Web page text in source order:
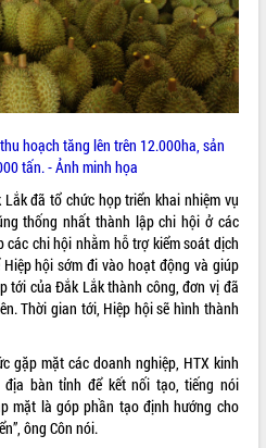
hoạch tăng lên trên 12.000ha, sản
0 tấn. - Ảnh minh họa
đã tổ chức họp triển khai nhiệm vụ
thống nhất thành lập chi hội ở các
các chi hội nhằm hỗ trợ kiểm soát dịch
hội sớm đi vào hoạt động và giúp
tới của Đắk Lắk thành công, đơn vị đã
Thời gian tới, Hiệp hội sẽ hình thành
gặp mặt các doanh nghiệp, HTX kinh
địa bàn tỉnh để kết nối tạo, tiếng nói
mặt là góp phần tạo định hướng cho
ông Côn nói.